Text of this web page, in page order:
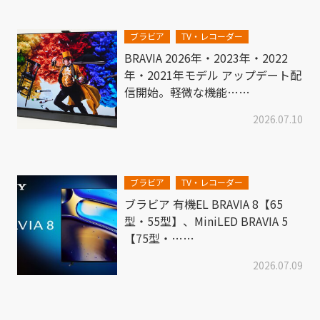
ブラビア TV・レコーダー
BRAVIA 2026年・2023年・2022
年・2021年モデル アップデート配
信開始。軽微な機能……
2026.07.10
ブラビア TV・レコーダー
ブラビア 有機EL BRAVIA 8【65
型・55型】、MiniLED BRAVIA 5
【75型・……
2026.07.09